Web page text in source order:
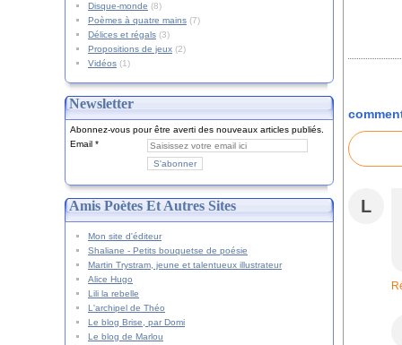
Disque-monde (8)
Poèmes à quatre mains (7)
Délices et régals (3)
Propositions de jeux (2)
Vidéos (1)
Newsletter
Abonnez-vous pour être averti des nouveaux articles publiés.
Email
Amis Poètes Et Autres Sites
Mon site d'éditeur
Shaliane - Petits bouquetse de poésie
Martin Trystram, jeune et talentueux illustrateur
Alice Hugo
Lili la rebelle
L'archipel de Théo
Le blog Brise, par Domi
Le blog de Marlou
L